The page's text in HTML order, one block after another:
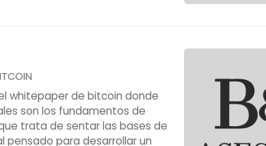
whitepaper de bitcoin donde
son los fundamentos de
trata de sentar las bases de
pensado para desarrollar un